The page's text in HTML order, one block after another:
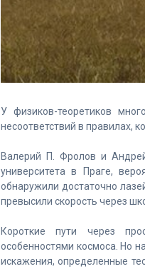
У физиков-теоретиков
несоответствий в правилах,
Валерий П. Фролов и
университета в Праге,
обнаружили достаточно
превысили скорость через
Короткие пути через
особенностями космоса. Но
искажения, определенные